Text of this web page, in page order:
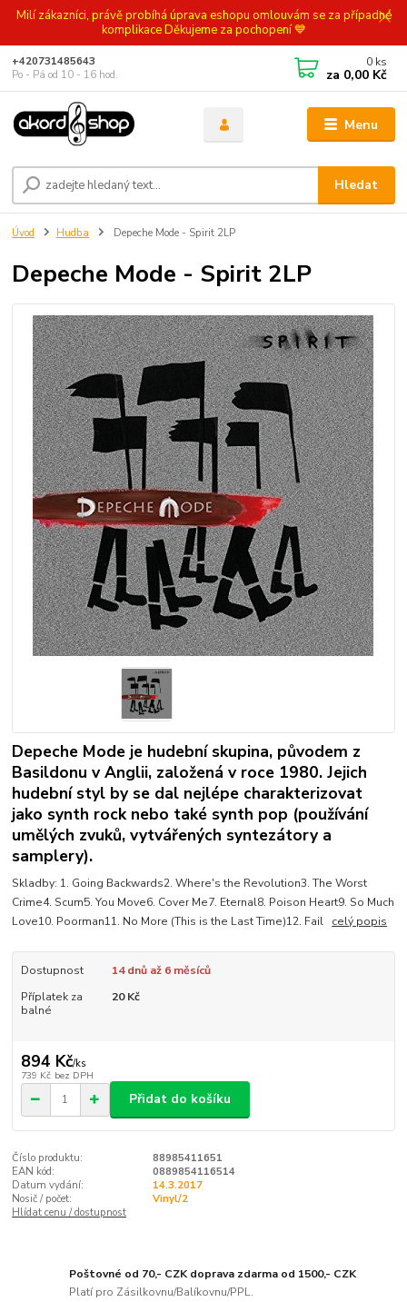
Milí zákazníci, právě probíhá úprava eshopu omlouvám se za případné
komplikace Děkujeme za pochopení 💙
Menu
Hledat
+420731485643
Po - Pá od 10 - 16 hod.
0 ks
za 0,00 Kč
Úvod Hudba Depeche Mode - Spirit 2LP
Depeche Mode - Spirit 2LP
Depeche Mode je hudební skupina, původem z
Basildonu v Anglii, založená v roce 1980. Jejich
hudební styl by se dal nejlépe charakterizovat
jako synth rock nebo také synth pop (používání
umělých zvuků, vytvářených syntezátory a
samplery).
Skladby: 1. Going Backwards2. Where's the Revolution3. The Worst
Crime4. Scum5. You Move6. Cover Me7. Eternal8. Poison Heart9. So Much
Love10. Poorman11. No More (This is the Last Time)12. Fail celý popis
Dostupnost
14 dnů až 6 měsíců
Příplatek za
balné
20 Kč
894 Kč/ks
739 Kč bez DPH
Přidat do košíku
Číslo produktu:
88985411651
EAN kód:
0889854116514
Datum vydání:
14.3.2017
Nosič / počet:
Vinyl/2
Hlídat cenu / dostupnost
Poštovné od 70,- CZK doprava zdarma od 1500,- CZK
Platí pro Zásilkovnu/Balíkovnu/PPL.